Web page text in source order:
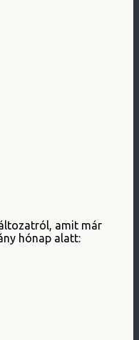
amit már
hónap alatt: